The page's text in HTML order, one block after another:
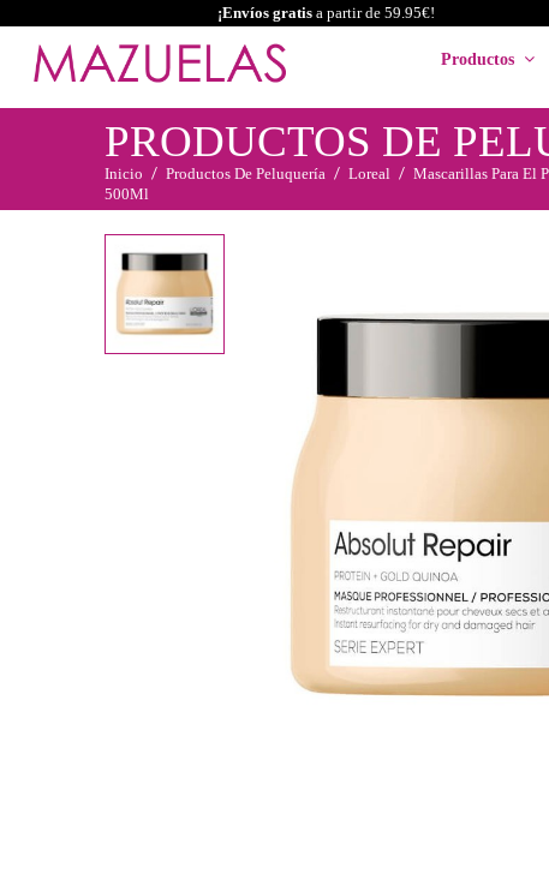
¡Envíos gratisa partir de 59.95€!
Productos
PRODUCTOS DE
Inicio Productos De Peluquería Loreal Mascarillas Para El
500Ml